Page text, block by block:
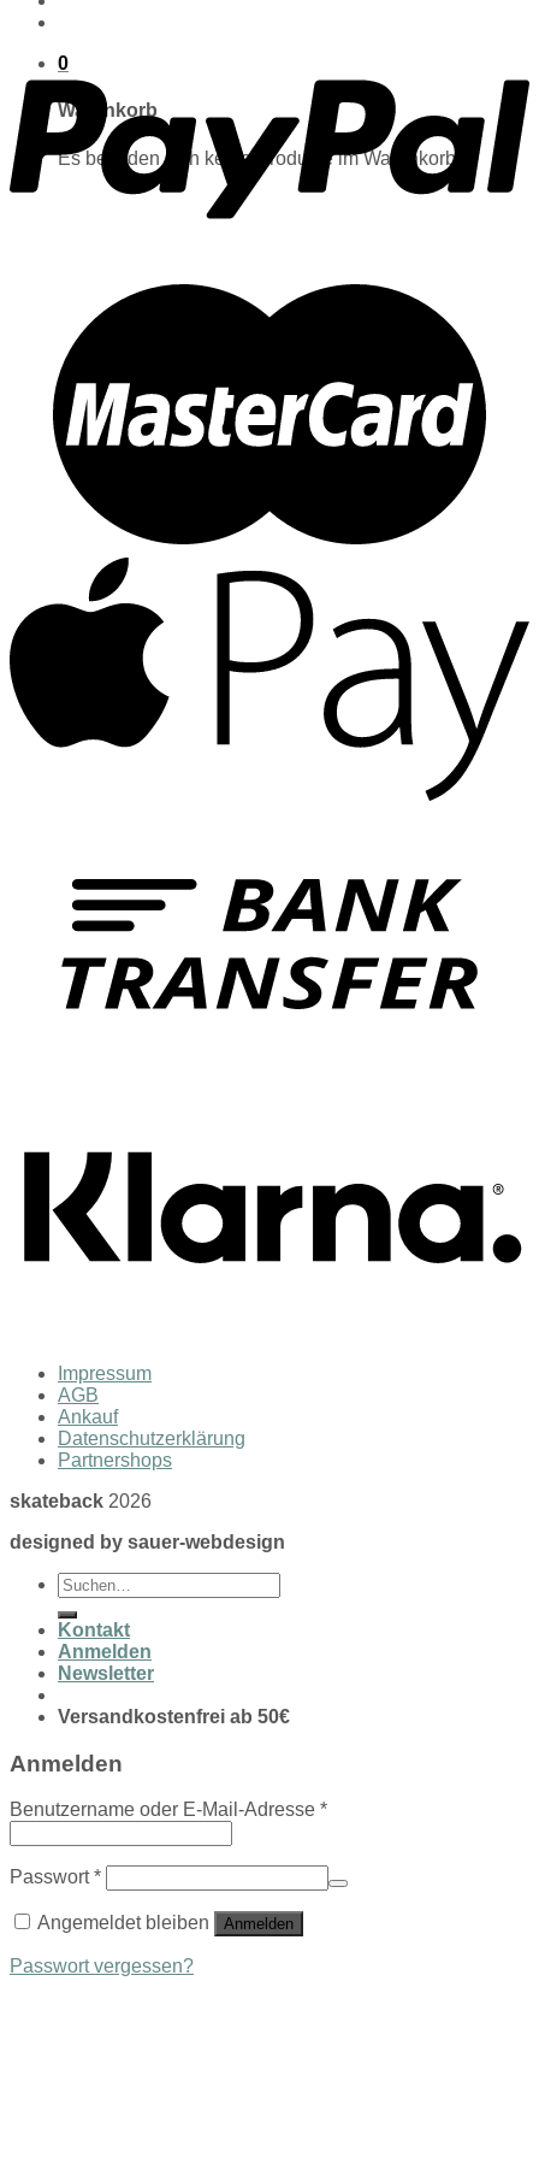
0
Warenkorb
Es befinden sich keine Produkte im Warenkorb.
Impressum
AGB
Ankauf
Datenschutzerklärung
Partnershops
skateback 2026
designed by sauer-webdesign
Suchen
nach:
Kontakt
Anmelden
Newsletter
Versandkostenfrei ab 50€
Anmelden
Benutzername oder E-Mail-Adresse *
Passwort*
Angemeldet bleiben Anmelden
Passwort vergessen?